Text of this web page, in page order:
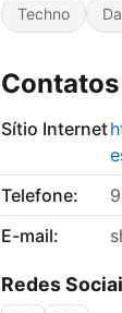
Techno
Contatos
Sítio Internet
Telefone:
E-mail:
Redes